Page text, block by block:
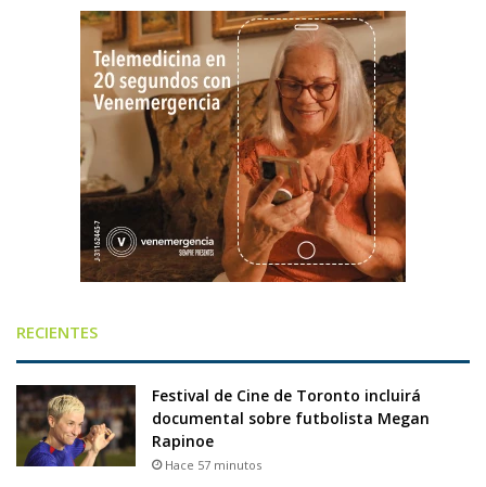
RECIENTES
Festival de Cine de Toronto incluirá
documental sobre futbolista Megan
Rapinoe
Hace 57 minutos